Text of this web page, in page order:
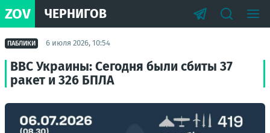
ZOV ЧЕРНИГОВ
ПАБЛИКИ 6 июля 2026, 10:54
ВВС Украины: Сегодня были сбиты 37
ракет и 326 БПЛА